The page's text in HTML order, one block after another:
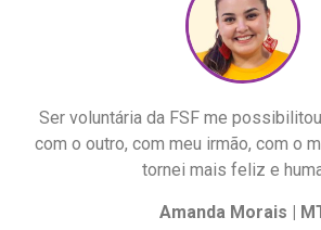
Ser voluntária da FSF me
com o outro, com meu irmão, com o
tornei mais feliz e
Amanda Morais |